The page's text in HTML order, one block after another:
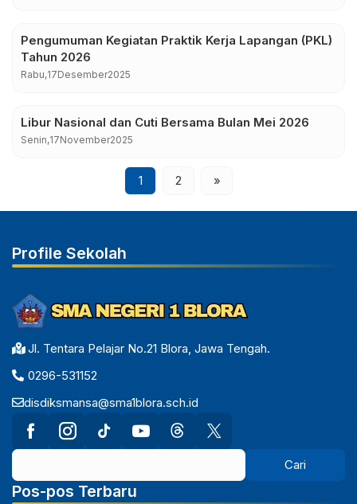
Pengumuman Kegiatan Praktik Kerja Lapangan (PKL)
Tahun 2026
Rabu,17Desember2025
Libur Nasional dan Cuti Bersama Bulan Mei 2026
Senin,17November2025
1 2 »
Profile Sekolah
Jl. Tentara Pelajar No.21 Blora, Jawa Tengah.
0296-531152
disdiksmansa@sma1blora.sch.id
Pos-pos Terbaru